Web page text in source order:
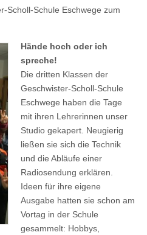
Scholl-Schule Eschwege zum
Hände hoch oder ich
spreche!
Die dritten Klassen der
Geschwister-Scholl-Schule
Eschwege haben die Tage
mit ihren Lehrerinnen unser
Studio gekapert. Neugierig
ließen sie sich die Technik
und die Abläufe einer
Radiosendung erklären.
Ideen für ihre eigene
Ausgabe hatten sie schon am
Vortag in der Schule
gesammelt: Hobbys,